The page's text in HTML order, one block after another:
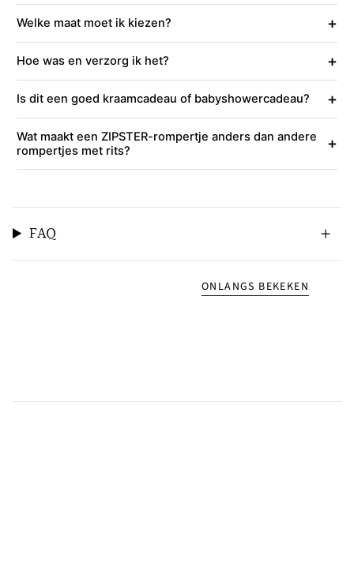
Welke maat moet ik kiezen? +
Hoe was en verzorg ik het? +
Is dit een goed kraamcadeau of babyshowercadeau? +
Wat maakt een ZIPSTER-rompertje anders dan andere
rompertjes met rits?
+
FAQ
ONLANGS BEKEKEN